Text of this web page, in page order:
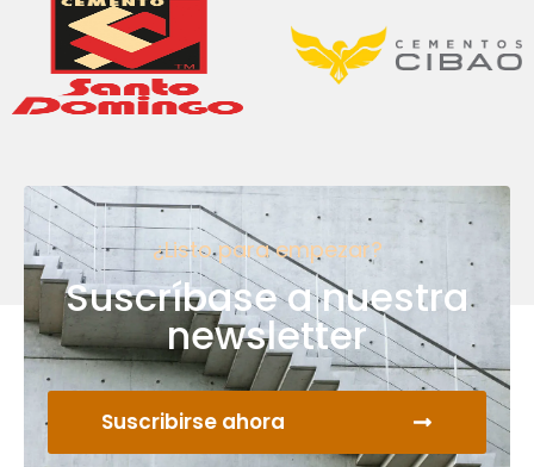
¿Listo para empezar?
Suscríbase a nuestra
newsletter
Suscribirse ahora